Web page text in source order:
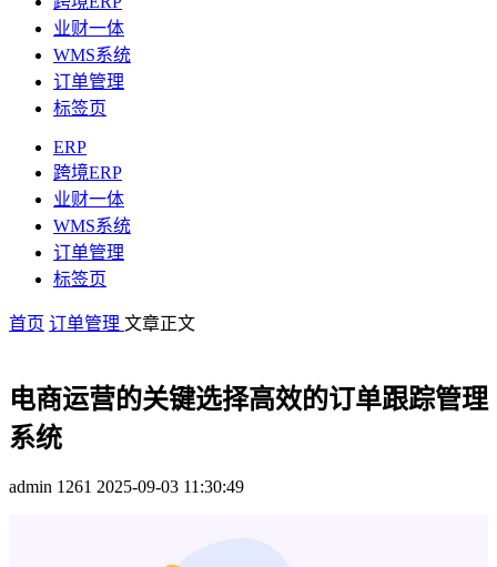
业财一体
WMS系统
订单管理
标签页
ERP
跨境ERP
业财一体
WMS系统
订单管理
标签页
首页 订单管理 文章正文
电商运营的关键选择高效的订单跟踪管理
系统
admin 1261 2025-09-03 11:30:49